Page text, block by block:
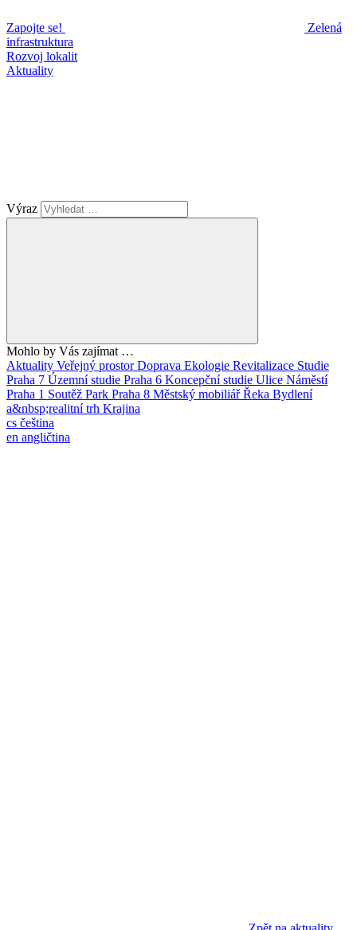
Zapojte se!
Zelená
infrastruktura
Rozvoj lokalit
Aktuality
Výraz
Mohlo by Vás zajímat …
Aktuality Veřejný prostorDoprava Ekologie Revitalizace Studie
Praha 7 Územní studie Praha 6 Koncepční studie Ulice Náměstí
Praha 1 Soutěž Park Praha 8 Městský mobiliářŘeka Bydlení
a&nbsp;realitní trh Krajina
cs čeština
en angličtina